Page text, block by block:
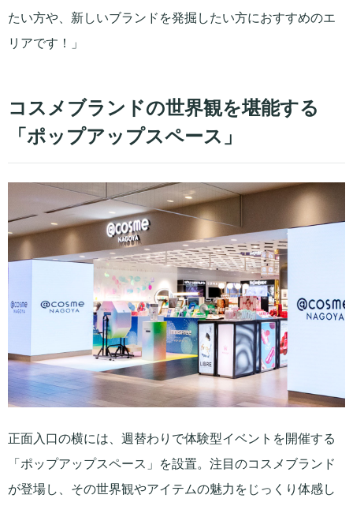
たい方や、新しいブランドを発掘したい方におすすめのエ
リアです！」
コスメブランドの世界観を堪能する
「ポップアップスペース」
正面入口の横には、週替わりで体験型イベントを開催する
「ポップアップスペース」を設置。注目のコスメブランド
が登場し、その世界観やアイテムの魅力をじっくり体感し